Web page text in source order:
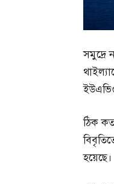
সমুদ্রে
ঠিক
হয়েছে।